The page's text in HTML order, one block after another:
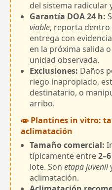
del sistema radicular
Garantía DOA 24 h:
viable, reporta dentro
entrega con
en la próxima salida o
unidad observada.
Exclusiones: Daños
riego inapropiado,
destinatario, o
arribo.
🧫 Plantines in vitro:
aclimatación
Tamaño comercial:
típicamente entre
lote. Son etapa juvenil
aclimatación.